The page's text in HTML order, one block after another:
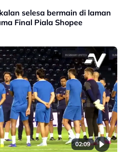
selesa bermain di laman
Final Piala Shopee
02:09